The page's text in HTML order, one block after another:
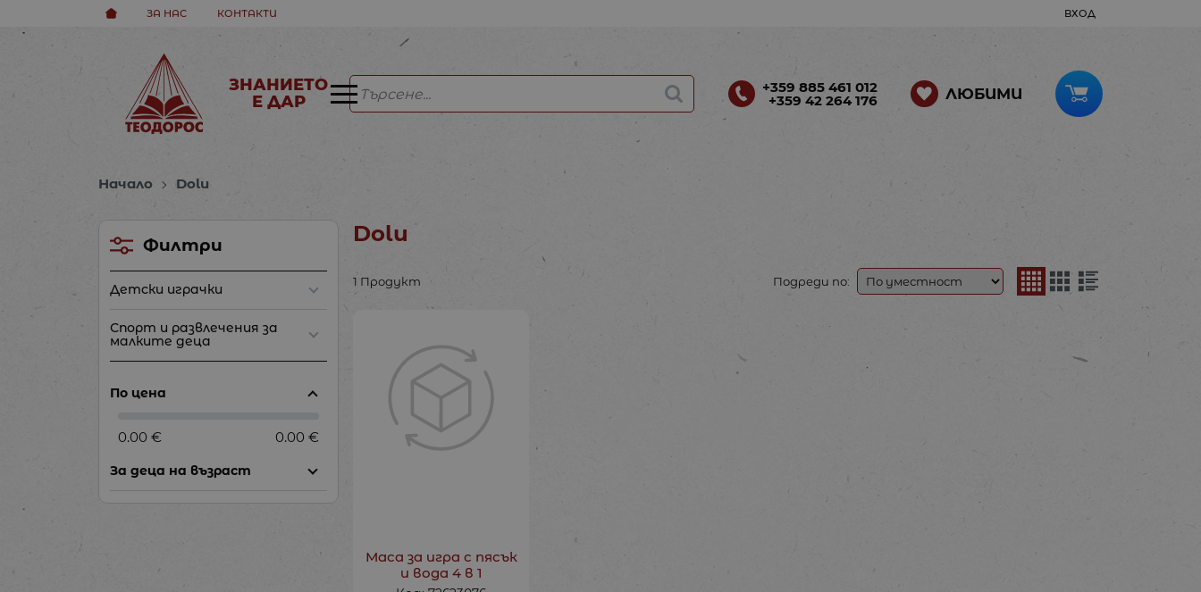
ЗА НАС КОНТАКТИ ВХОД
ЗНАНИЕТО
Е ДАР
+359 885 461 012
+359 42 264 176 ЛЮБИМИ
Начало Dolu
Dolu
1 Продукт Подреди по:
Маса за игра с пясък
и вода 4 в 1
Филтри
Детски играчки
Спорт и развлечения за
малките деца
По цена
0.00 € 0.00 €
За деца на възраст